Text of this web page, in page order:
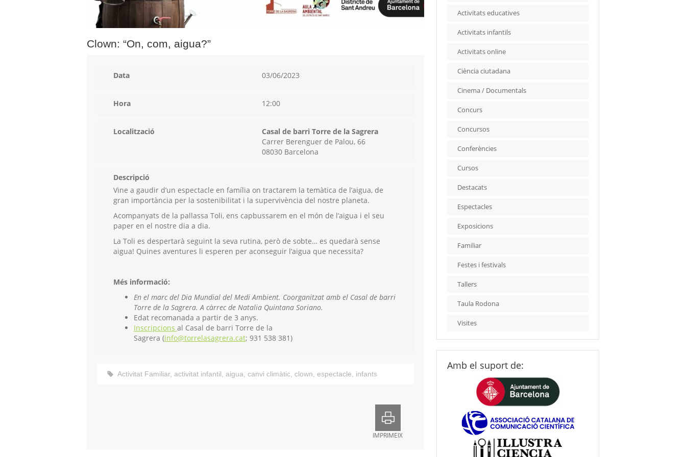
Clown: “On, com, aigua?”
Data 03/06/2023
Hora 12:00
Localització
Casal de barri Torre de la Sagrera
Carrer Berenguer de Palou, 66
08030 Barcelona
Descripció
Vine a gaudir d’un espectacle en família on tractarem la temàtica de l’aigua, de
gran importància per la sostenibilitat i la supervivència del nostre planeta.
Acompanyats de la pallassa Toli, ens capbussarem en el món de l’aigua i el seu
paper en el nostre dia a dia.
La Toli es despertarà seguint la seva rutina, però de sobte… es quedarà sense
aigua! Quines aventures li esperen per aconseguir l’aigua que necessita?
Més informació:
En el marc del Dia Mundial del Medi Ambient. Coorganitzat amb el Casal de barri
Torre de la Sagrera. A càrrec de Natalia Quintana Soriano.
Edat recomanada a partir de 3 anys.
Inscripcions al Casal de barri Torre de la
Sagrera (info@torrelasagrera.cat; 931 538 381)
Activitat Familiar, activitat infantil, aigua, canvi climàtic, clown, espectacle, infants
IMPRIMEIX
Activitats educatives
Activitats infantils
Activitats online
Ciència ciutadana
Cinema / Documentals
Concurs
Concursos
Conferències
Cursos
Destacats
Espectacles
Exposicions
Familiar
Festes i festivals
Tallers
Taula Rodona
Visites
Amb el suport de: